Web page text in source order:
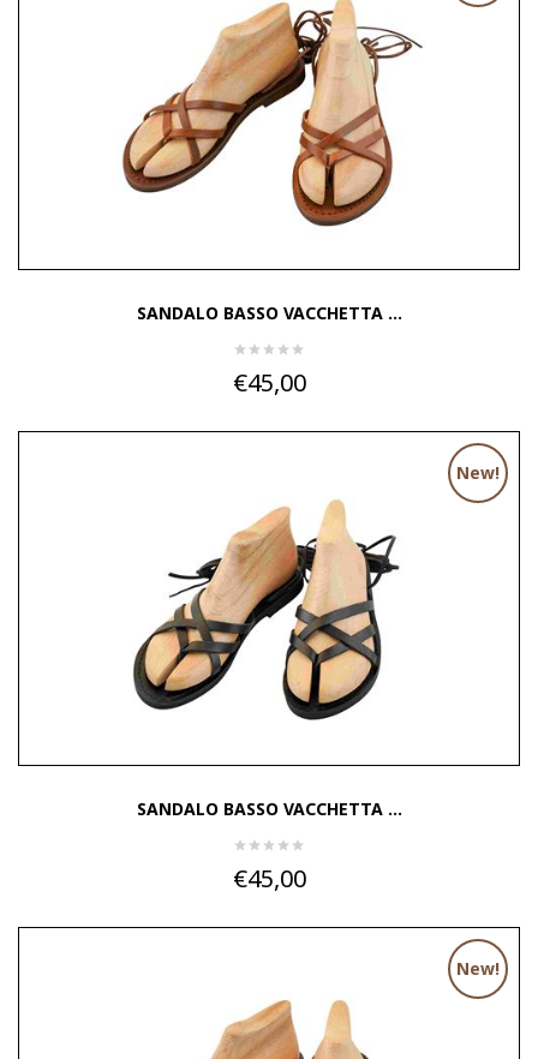
SANDALO BASSO VACCHETTA ...
€45,00
New!
SANDALO BASSO VACCHETTA ...
€45,00
New!